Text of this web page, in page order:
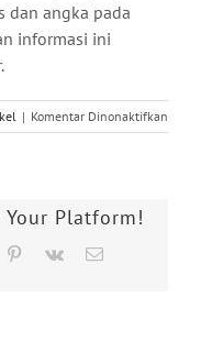
dan angka pada
informasi ini
| Komentar Dinonaktifkan
Bosch
Your Platform!
Pinterest
Vk Email